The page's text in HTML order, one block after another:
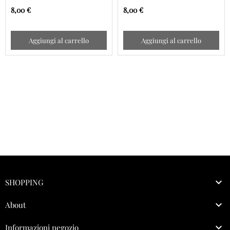
8,00 €
Aggiungi al carrello
8,00 €
Aggiungi al carrello
SHOPPING 
About 
Informazioni negozio 